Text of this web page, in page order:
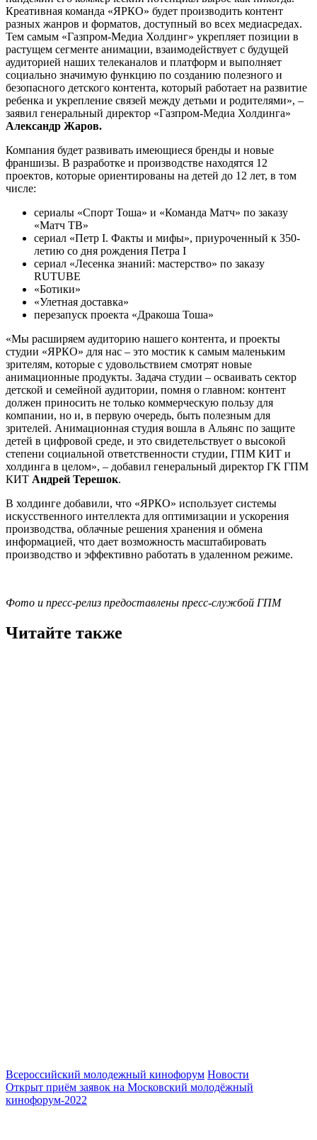
Креативная команда «ЯРКО» будет производить контент
разных жанров и форматов, доступный во всех медиасредах.
Тем самым «Газпром-Медиа Холдинг» укрепляет позиции в
растущем сегменте анимации, взаимодействует с будущей
аудиторией наших телеканалов и платформ и выполняет
социально значимую функцию по созданию полезного и
безопасного детского контента, который работает на развитие
ребенка и укрепление связей между детьми и родителями», –
заявил генеральный директор «Газпром-Медиа Холдинга»
Александр Жаров.
Компания будет развивать имеющиеся бренды и новые
франшизы. В разработке и производстве находятся 12
проектов, которые ориентированы на детей до 12 лет, в том
числе:
сериалы «Спорт Тоша» и «Команда Матч» по заказу
«Матч ТВ»
сериал «Петр I. Факты и мифы», приуроченный к 350-
летию со дня рождения Петра I
сериал «Лесенка знаний: мастерство» по заказу
RUTUBE
«Ботики»
«Улетная доставка»
перезапуск проекта «Дракоша Тоша»
«Мы расширяем аудиторию нашего контента, и проекты
студии «ЯРКО» для нас – это мостик к самым маленьким
зрителям, которые с удовольствием смотрят новые
анимационные продукты. Задача студии – осваивать сектор
детской и семейной аудитории, помня о главном: контент
должен приносить не только коммерческую пользу для
компании, но и, в первую очередь, быть полезным для
зрителей. Анимационная студия вошла в Альянс по защите
детей в цифровой среде, и это свидетельствует о высокой
степени социальной ответственности студии, ГПМ КИТ и
холдинга в целом», – добавил генеральный директор ГК ГПМ
КИТ Андрей Терешок.
В холдинге добавили, что «ЯРКО» использует системы
искусственного интеллекта для оптимизации и ускорения
производства, облачные решения хранения и обмена
информацией, что дает возможность масштабировать
производство и эффективно работать в удаленном режиме.
Фото и пресс-релиз предоставлены пресс-службой ГПМ
Читайте также
Всероссийский молодежный кинофорум Новости
Открыт приём заявок на Московский молодёжный
кинофорум-2022